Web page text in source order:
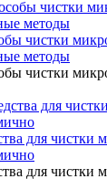
чистки
методы
чистки
для
для чистки